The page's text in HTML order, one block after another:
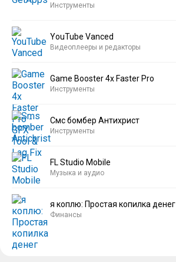
Инструменты
YouTube Vanced
Видеоплееры и редакторы
Game Booster 4x Faster Pro
Инструменты
Смс бомбер Антихрист
Инструменты
FL Studio Mobile
Музыка и аудио
я коплю: Простая копилка денег
Финансы